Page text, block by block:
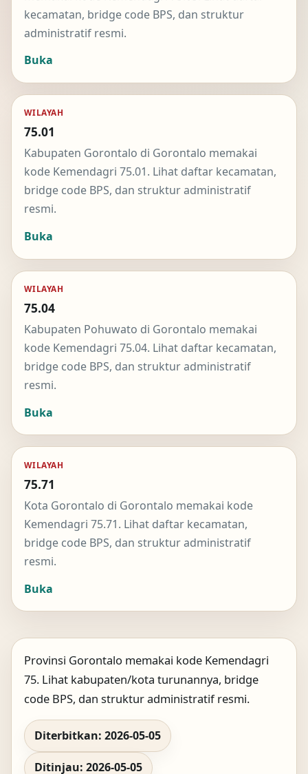
kecamatan, bridge code BPS, dan struktur
administratif resmi.
Buka
WILAYAH
75.01
Kabupaten Gorontalo di Gorontalo memakai
kode Kemendagri 75.01. Lihat daftar kecamatan,
bridge code BPS, dan struktur administratif
resmi.
Buka
WILAYAH
75.04
Kabupaten Pohuwato di Gorontalo memakai
kode Kemendagri 75.04. Lihat daftar kecamatan,
bridge code BPS, dan struktur administratif
resmi.
Buka
WILAYAH
75.71
Kota Gorontalo di Gorontalo memakai kode
Kemendagri 75.71. Lihat daftar kecamatan,
bridge code BPS, dan struktur administratif
resmi.
Buka
Provinsi Gorontalo memakai kode Kemendagri
75. Lihat kabupaten/kota turunannya, bridge
code BPS, dan struktur administratif resmi.
Diterbitkan: 2026-05-05
Ditinjau: 2026-05-05